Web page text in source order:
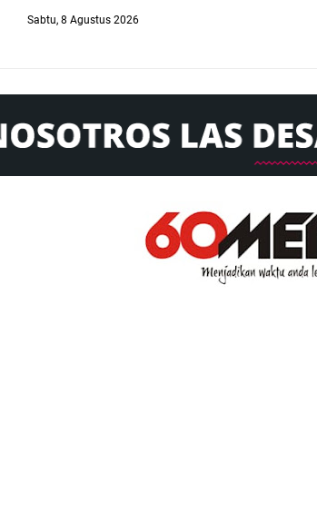
Sabtu, 8 Agustus 2026